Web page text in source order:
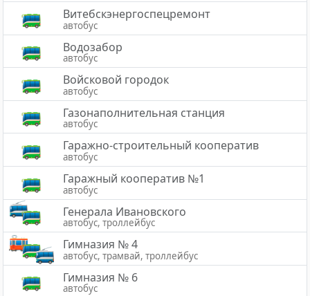
Витебскэнергоспецремонт
автобус
Водозабор
автобус
Войсковой городок
автобус
Газонаполнительная станция
автобус
Гаражно-строительный кооператив
автобус
Гаражный кооператив №1
автобус
Генерала Ивановского
автобус, троллейбус
Гимназия № 4
автобус, трамвай, троллейбус
Гимназия № 6
автобус